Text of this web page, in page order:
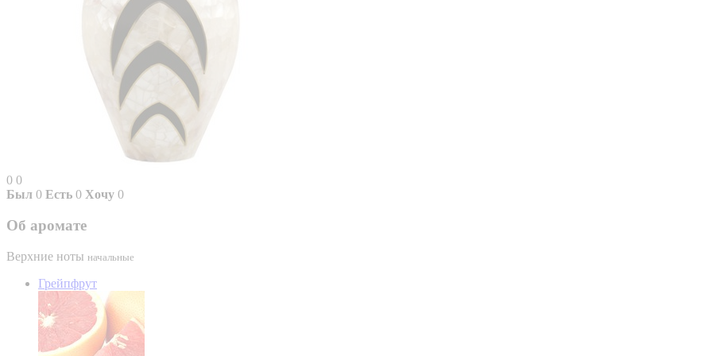
0 0
Был 0 Есть 0 Хочу 0
Об аромате
Верхние ноты начальные
Грейпфрут